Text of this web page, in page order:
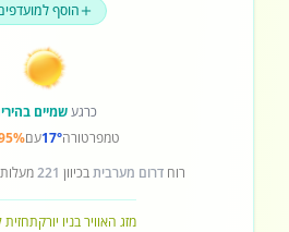
הוסף
כרגעשמיים
טמפרטורה17°עם
רוחדרום מערביתבכיוון 221
מזג האוויר בניו יורקתחזית